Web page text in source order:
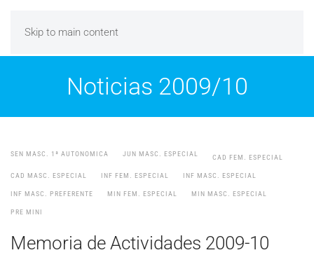
Skip to main content
Noticias 2009/10
SEN MASC. 1ª AUTONOMICA JUN MASC. ESPECIAL CAD FEM. ESPECIAL
CAD MASC. ESPECIAL INF FEM. ESPECIAL INF MASC. ESPECIAL
INF MASC. PREFERENTE MIN FEM. ESPECIAL MIN MASC. ESPECIAL
PRE MINI
Memoria de Actividades 2009-10